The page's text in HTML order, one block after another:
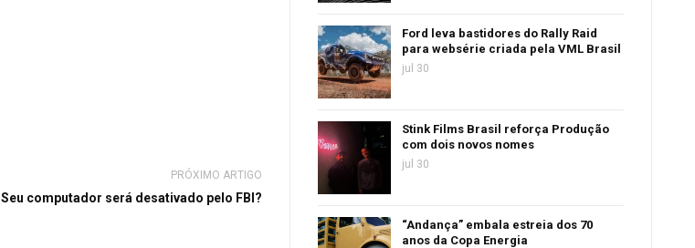
PRÓXIMO ARTIGO
Seu computador será desativado pelo FBI?
Ford leva bastidores do Rally Raid
para websérie criada pela VML Brasil
jul 30
Stink Films Brasil reforça Produção
com dois novos nomes
jul 30
“Andança” embala estreia dos 70
anos da Copa Energia